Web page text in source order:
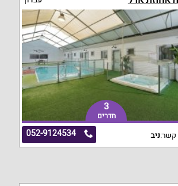
3
חדרים
052-9124534 קשר:ניב